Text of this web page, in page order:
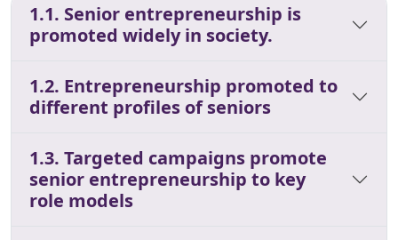
1.1. Senior entrepreneurship is
promoted widely in society.
1.2. Entrepreneurship promoted to
different profiles of seniors
1.3. Targeted campaigns promote
senior entrepreneurship to key
role models